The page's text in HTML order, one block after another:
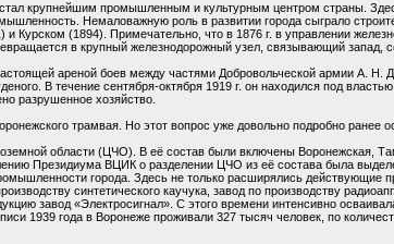
крупнейшим промышленным и культурным центром страны.
Немаловажную роль в развитии города сыграло
и Курском (1894). Примечательно, что в 1876 г. в управлении
в крупный железнодорожный узел, связывающий запад,
ареной боев между частями Добровольческой армии А. Н.
В течение сентября-октября 1919 г. он находился под
разрушенное хозяйство.
трамвая. Но этот вопрос уже довольно подробно
области (ЦЧО). В её состав были включены Воронежская,
Президиума ВЦИК о разделении ЦЧО из её состава была
города. Здесь не только расширялись действующие
синтетического каучука, завод по производству
завод «Электросигнал». С этого времени интенсивно
1939 года в Воронеже проживали 327 тысяч человек, по